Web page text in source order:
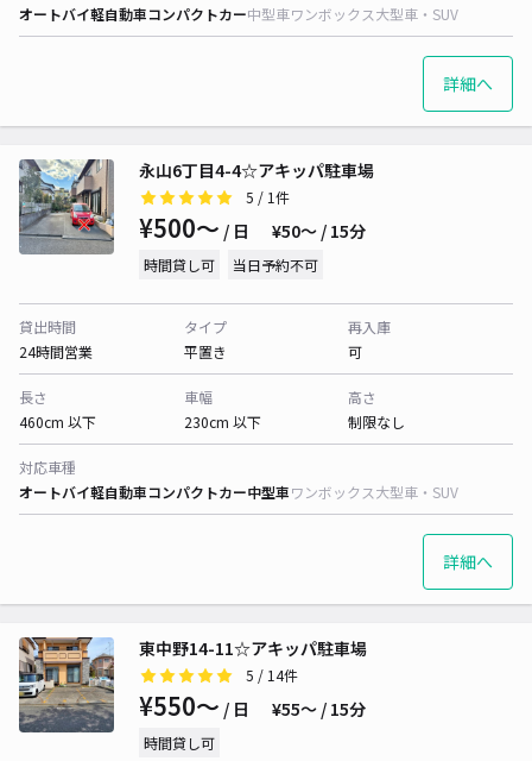
オートバイ軽自動車コンパクトカー中型車ワンボックス大型車・SUV
詳細へ
永山6丁目4-4☆アキッパ駐車場
5 / 1件
¥500〜 / 日 ¥50〜 / 15分
時間貸し可 当日予約不可
貸出時間
24時間営業
タイプ
平置き
再入庫
可
長さ
460cm 以下
車幅
230cm 以下
高さ
制限なし
対応車種
オートバイ軽自動車コンパクトカー中型車ワンボックス大型車・SUV
詳細へ
東中野14-11☆アキッパ駐車場
5 / 14件
¥550〜 / 日 ¥55〜 / 15分
時間貸し可